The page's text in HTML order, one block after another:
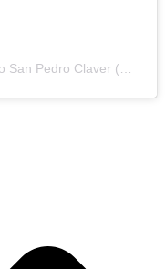
Una publicación compartida por Museo San Pedro Claver (@museosanpedroclaver)